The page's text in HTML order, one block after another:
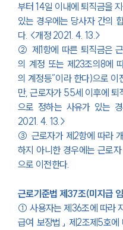
부터 14일 이내에 퇴직금을
있는 경우에는 당사자 간의
다. <개정 2021. 4. 13.>
② 제1항에 따른 퇴직금은
의 계정 또는 제23조의8에
의 계정등”이라 한다)으로 이
만, 근로자가 55세 이후에 퇴
으로 정하는 사유가 있는
2021. 4. 13.>
③ 근로자가 제2항에 따라
하지 아니한 경우에는 근로
으로 이전한다.
근로기준법 제37조(미지급
① 사용자는 제36조에 따라
급여 보장법」 제2조제5호에